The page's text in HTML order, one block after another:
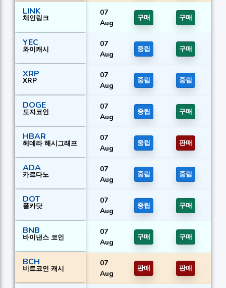
LINK
체인링크
07
Aug
구매 구매
YEC
와이캐시
07
Aug
중립 구매
XRP
XRP
07
Aug
중립 중립
DOGE
도지코인
07
Aug
중립 구매
HBAR
헤데라 해시그래프
07
Aug
중립 판매
ADA
카르다노
07
Aug
중립 중립
DOT
폴카닷
07
Aug
중립 구매
BNB
바이낸스 코인
07
Aug
구매 구매
BCH
비트코인 캐시
07
Aug
판매 판매